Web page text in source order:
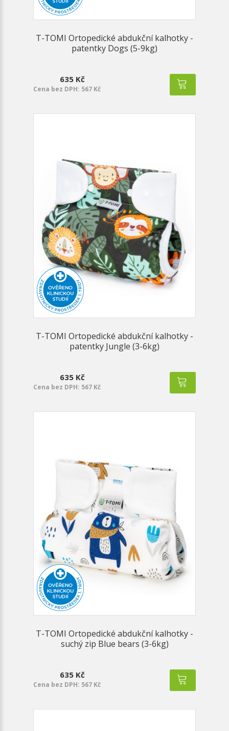
T-TOMI Ortopedické abdukční kalhotky -
patentky Dogs (5-9kg)
635 Kč
Cena bez DPH: 567 Kč
T-TOMI Ortopedické abdukční kalhotky -
patentky Jungle (3-6kg)
635 Kč
Cena bez DPH: 567 Kč
T-TOMI Ortopedické abdukční kalhotky -
suchý zip Blue bears (3-6kg)
635 Kč
Cena bez DPH: 567 Kč